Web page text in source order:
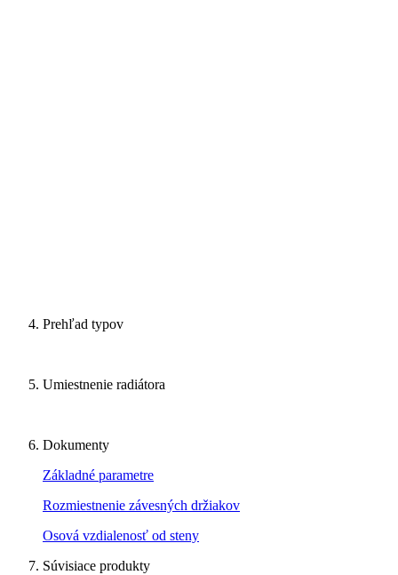
Prehľad typov
Umiestnenie radiátora
Dokumenty
Základné parametre
Rozmiestnenie závesných držiakov
Osová vzdialenosť od steny
Súvisiace produkty